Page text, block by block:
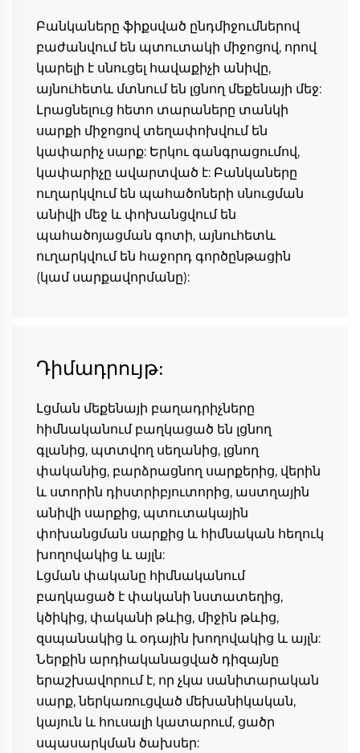
Բանկաները ֆիքսված ընդմիջումներով
բաժանվում են պտուտակի միջոցով, որով
կարելի է սնուցել հավաքիչի անիվը,
այնուհետև մտնում են լցնող մեքենայի մեջ:
Լրացնելուց հետո տարաները տանկի
սարքի միջոցով տեղափոխվում են
կափարիչ սարք: Երկու գանգրացումով,
կափարիչը ավարտված է: Բանկաները
ուղարկվում են պահածոների սնուցման
անիվի մեջ և փոխանցվում են
պահածոյացման գոտի, այնուհետև
ուղարկվում են հաջորդ գործընթացին
(կամ սարքավորմանը):
Դիմադրույթ:
Լցման մեքենայի բաղադրիչները
հիմնականում բաղկացած են լցնող
գլանից, պտտվող սեղանից, լցնող
փականից, բարձրացնող սարքերից, վերին
և ստորին դիստրիբյուտորից, աստղային
անիվի սարքից, պտուտակային
փոխանցման սարքից և հիմնական հեղուկ
խողովակից և այլն:
Լցման փականը հիմնականում
բաղկացած է փականի նստատեղից,
կծիկից, փականի թևից, միջին թևից,
զսպանակից և օդային խողովակից և այլն:
Ներքին արդիականացված դիզայնը
երաշխավորում է, որ չկա սանիտարական
սարք, ներկառուցված մեխանիկական,
կայուն և հուսալի կատարում, ցածր
սպասարկման ծախսեր: